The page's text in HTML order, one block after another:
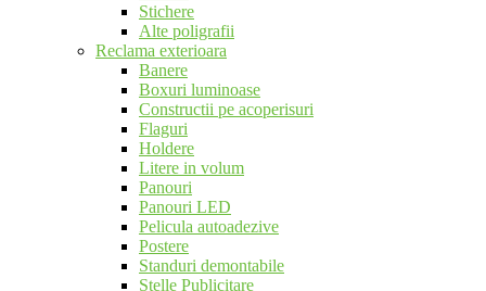
Stichere
Alte poligrafii
Reclama exterioara
Banere
Boxuri luminoase
Constructii pe acoperisuri
Flaguri
Holdere
Litere in volum
Panouri
Panouri LED
Pelicula autoadezive
Postere
Standuri demontabile
Stelle Publicitare